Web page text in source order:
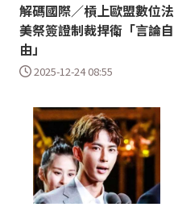
解碼國際／槓上歐盟數位法
美祭簽證制裁捍衛「言論自
由」
2025-12-24 08:55